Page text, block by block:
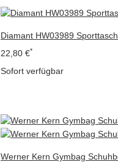
Diamant HW03989
22,80 €*
Sofort verfügbar
Werner Kern Gymbag